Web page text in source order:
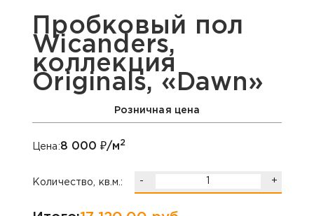
Пробковый пол
Wicanders,
коллекция
Originals, «Dawn»
Розничная цена
Цена:8 000 ₽/м2
Количество, кв.м.: - +